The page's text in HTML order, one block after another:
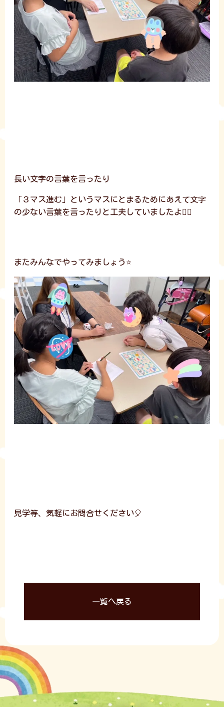
長い文字の言葉を言ったり
「３マス進む」というマスにとまるためにあえて文字
の少ない言葉を言ったりと工夫していましたよ🤹‍♀️
またみんなでやってみましょう⭐
見学等、気軽にお問合せください🎈
一覧へ戻る